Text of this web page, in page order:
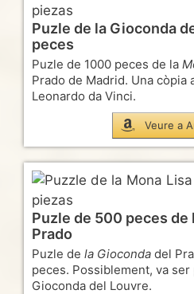
Puzle de la Gioconda
peces
Puzle de 1000 peces de la
Prado de Madrid. Una còpia
Leonardo da Vinci.
Veure a
Puzle de 500 peces de
Prado
Puzle de la Gioconda del
peces. Possiblement, va
Gioconda del Louvre.